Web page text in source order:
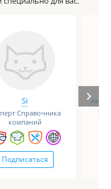
Si
Справочника
компаний
Подписаться